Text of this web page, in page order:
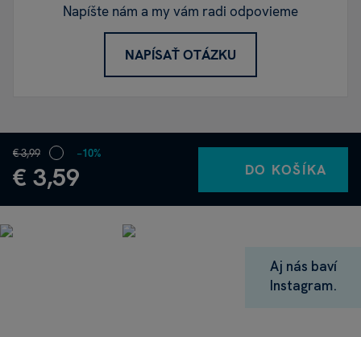
Napíšte nám a my vám radi odpovieme
NAPÍSAŤ OTÁZKU
€ 3,99
€ 3,59
−10%
DO KOŠÍKA
Aj nás baví
Instagram.